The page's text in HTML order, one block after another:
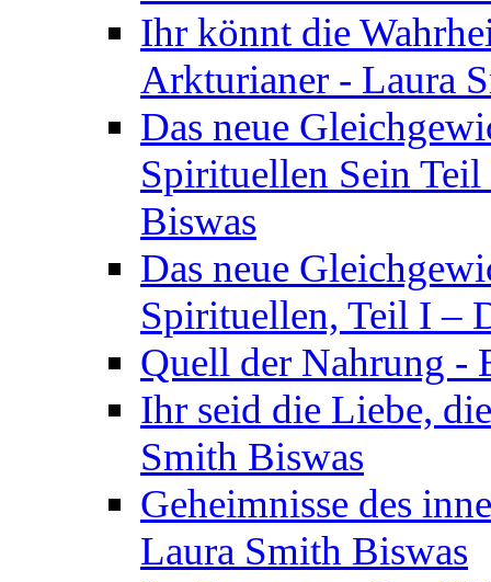
Ihr könnt die
Arkturianer - Laura
Das neue
Spirituellen Sein
Biswas
Das neue
Spirituellen, Teil I –
Quell der Nahrung -
Ihr seid die Liebe,
Smith Biswas
Geheimnisse des
Laura Smith Biswas